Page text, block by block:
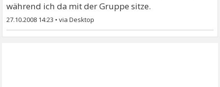
während ich da mit der Gruppe sitze.
27.10.2008 14:23 •